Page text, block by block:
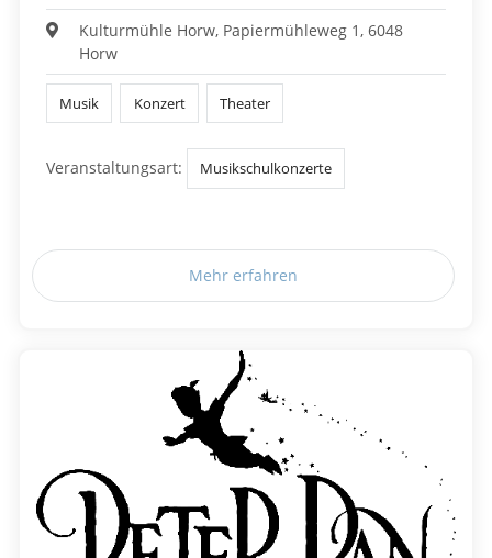
Kulturmühle Horw, Papiermühleweg 1, 6048
Horw
Musik Konzert Theater
Veranstaltungsart: Musikschulkonzerte
Mehr erfahren